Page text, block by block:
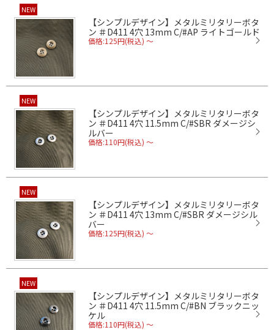
NEW
【シンプルデザイン】メタルミリタリーボタ
ン ＃D411 4穴 13mm C/#AP ライトゴールド
価格:125円(税込) ～
NEW
【シンプルデザイン】メタルミリタリーボタ
ン ＃D411 4穴 11.5mm C/#SBR ダメージシ
ルバー
価格:110円(税込) ～
NEW
【シンプルデザイン】メタルミリタリーボタ
ン ＃D411 4穴 13mm C/#SBR ダメージシル
バー
価格:125円(税込) ～
NEW
【シンプルデザイン】メタルミリタリーボタ
ン ＃D411 4穴 11.5mm C/#BN ブラックニッ
ケル
価格:110円(税込) ～